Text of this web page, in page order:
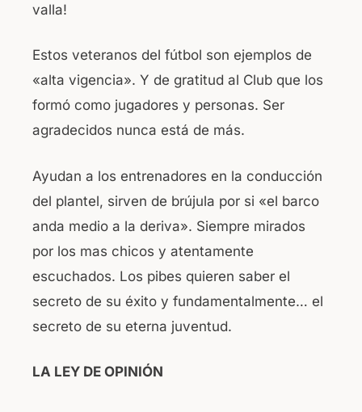
valla!
Estos veteranos del fútbol son ejemplos de
«alta vigencia». Y de gratitud al Club que los
formó como jugadores y personas. Ser
agradecidos nunca está de más.
Ayudan a los entrenadores en la conducción
del plantel, sirven de brújula por si «el barco
anda medio a la deriva». Siempre mirados
por los mas chicos y atentamente
escuchados. Los pibes quieren saber el
secreto de su éxito y fundamentalmente… el
secreto de su eterna juventud.
LA LEY DE OPINIÓN